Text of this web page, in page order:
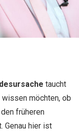
taucht
möchten, ob
früheren
Genau hier ist